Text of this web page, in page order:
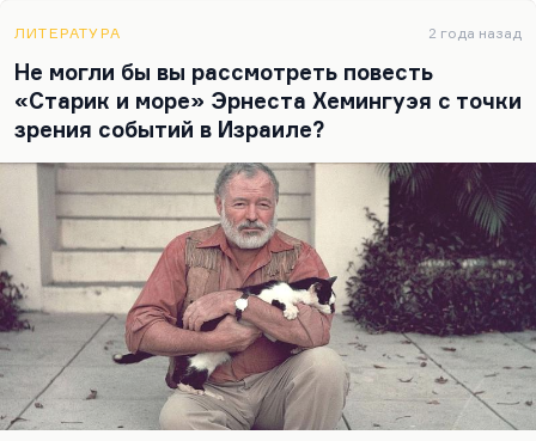
ЛИТЕРАТУРА 2 года назад
Не могли бы вы рассмотреть повесть
«Старик и море» Эрнеста Хемингуэя с точки
зрения событий в Израиле?